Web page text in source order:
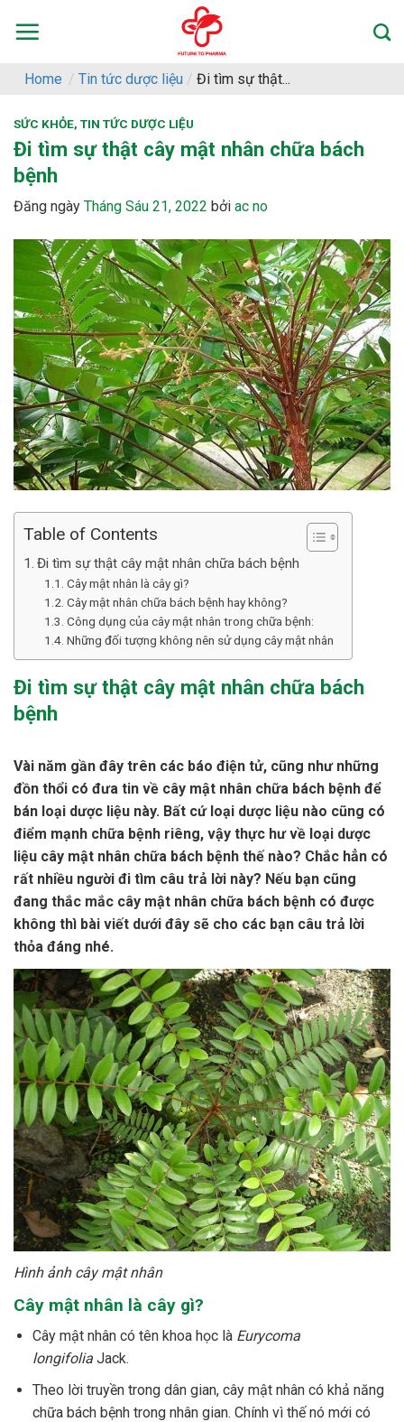
Home / Tin tức dược liệu / Đi tìm sự thật...
SỨC KHỎE, TIN TỨC DƯỢC LIỆU
Đi tìm sự thật cây mật nhân chữa bách
bệnh
Đăng ngày Tháng Sáu 21, 2022 bởi ac no
Table of Contents
Đi tìm sự thật cây mật nhân chữa bách bệnh
Cây mật nhân là cây gì?
Cây mật nhân chữa bách bệnh hay không?
Công dụng của cây mật nhân trong chữa bệnh:
Những đối tượng không nên sử dụng cây mật nhân
Đi tìm sự thật cây mật nhân chữa bách
bệnh
Vài năm gần đây trên các báo điện tử, cũng như những
đồn thổi có đưa tin về cây mật nhân chữa bách bệnh để
bán loại dược liệu này. Bất cứ loại dược liệu nào cũng có
điểm mạnh chữa bệnh riêng, vậy thực hư về loại dược
liệu cây mật nhân chữa bách bệnh thế nào? Chắc hẳn có
rất nhiều người đi tìm câu trả lời này? Nếu bạn cũng
đang thắc mắc cây mật nhân chữa bách bệnh có được
không thì bài viết dưới đây sẽ cho các bạn câu trả lời
thỏa đáng nhé.
Hình ảnh cây mật nhân
Cây mật nhân là cây gì?
Cây mật nhân có tên khoa học là Eurycoma
longifoliaJack.
Theo lời truyền trong dân gian, cây mật nhân có khả năng
chữa bách bệnh trong nhân gian. Chính vì thế nó mới có